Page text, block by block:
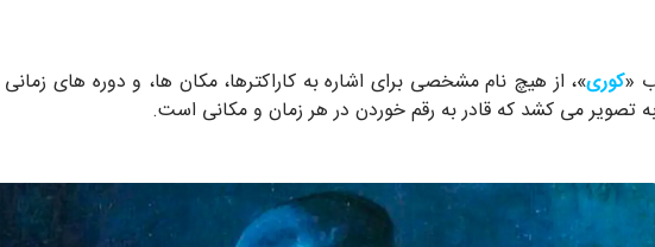
بی‌نام به شکلی کاملا ناگهانی و توضیح‌ناپذیر، بینایی خود را یکی پس از «کوری»، از هیچ نام مشخصی برای اشاره به کاراکترها، مکان ها، و دوره های
تصویر می کشد که قادر به رقم خوردن در هر زمان و مکانی است.